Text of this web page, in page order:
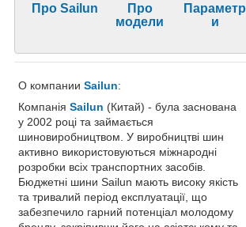
Про Sailun
Про
модели
Параметр
и
О компании Sailun:
Компанія Sailun (Китай) - була заснована
у 2002 році та займається
шиновиробництвом. У виробництві шин
активно використовуються міжнародні
розробки всіх транспортних засобів.
Бюджетні шини Sailun мають високу якість
та тривалий період експлуатації, що
забезпечило гарний потенціал молодому